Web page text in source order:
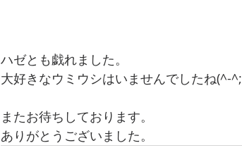
ハゼとも戯れました。
大好きなウミウシはいませんでしたね(^-^;
またお待ちしております。
ありがとうございました。